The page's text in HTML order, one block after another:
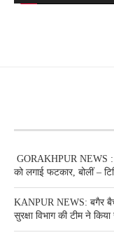
GORAKHPUR NEWS :
को लगाई फटकार, बोलीं –
KANPUR NEWS: बगैर
सुरक्षा विभाग की टीम ने